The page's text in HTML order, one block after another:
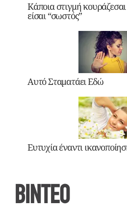
Κάποια στιγμή
είσαι “σωστός”
Αυτό Σταματάει Εδώ
Ευτυχία έναντι
ΒΙΝΤΕΟ